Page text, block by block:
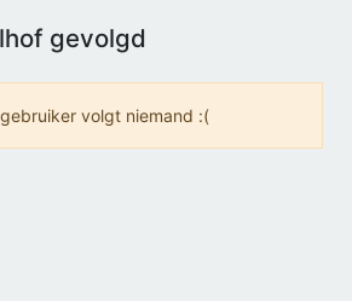
gevolgd
volgt niemand :(